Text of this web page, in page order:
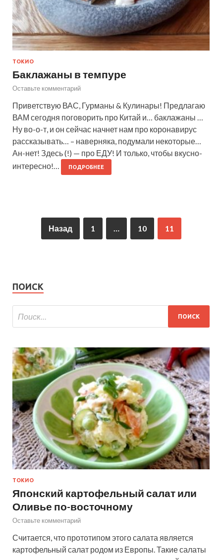
ТОКИО
Баклажаны в темпуре
Оставьте комментарий
Приветствую ВАС, Гурманы & Кулинары! Предлагаю
ВАМ сегодня поговорить про Китай и… баклажаны …
Ну во-о-т, и он сейчас начнет нам про коронавирус
рассказывать… – наверняка, подумали некоторые…
Ан-нет! Здесь (!) — про ЕДУ! И только, чтобы вкусно-
интересно!…
ПОДРОБНЕЕ
Назад 1 … 10 11
ПОИСК
ТОКИО
Японский картофельный салат или
Оливье по-восточному
Оставьте комментарий
Считается, что прототипом этого салата является
картофельный салат родом из Европы. Такие салаты